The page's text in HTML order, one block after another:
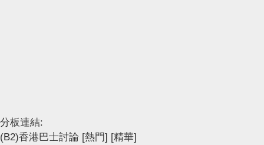
分板連結:
(B2)香港巴士討論 [熱門] [精華]